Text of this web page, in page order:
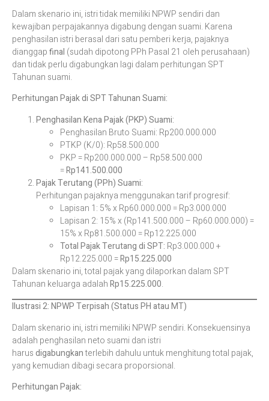
Dalam skenario ini, istri tidak memiliki NPWP sendiri dan
kewajiban perpajakannya digabung dengan suami. Karena
penghasilan istri berasal dari satu pemberi kerja, pajaknya
dianggapfinal (sudah dipotong PPh Pasal 21 oleh perusahaan)
dan tidak perlu digabungkan lagi dalam perhitungan SPT
Tahunan suami.
Perhitungan Pajak di SPT Tahunan Suami:
Penghasilan Kena Pajak (PKP) Suami:
Penghasilan Bruto Suami: Rp200.000.000
PTKP (K/0): Rp58.500.000
PKP = Rp200.000.000 – Rp58.500.000
=Rp141.500.000
Pajak Terutang (PPh) Suami:
Perhitungan pajaknya menggunakan tarif progresif:
Lapisan 1: 5% x Rp60.000.000 = Rp3.000.000
Lapisan 2: 15% x (Rp141.500.000 – Rp60.000.000) =
15% x Rp81.500.000 = Rp12.225.000
Total Pajak Terutang di SPT: Rp3.000.000 +
Rp12.225.000 =Rp15.225.000
Dalam skenario ini, total pajak yang dilaporkan dalam SPT
Tahunan keluarga adalahRp15.225.000.
Ilustrasi 2: NPWP Terpisah (Status PH atau MT)
Dalam skenario ini, istri memiliki NPWP sendiri. Konsekuensinya
adalah penghasilan neto suami dan istri
harusdigabungkanterlebih dahulu untuk menghitung total pajak,
yang kemudian dibagi secara proporsional.
Perhitungan Pajak: